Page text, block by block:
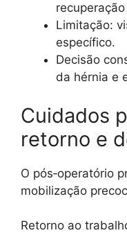
Limitação:
específico.
Decisão
da hérnia e
Cuidados
retorno e
O pós‑operatório
mobilização
Retorno ao